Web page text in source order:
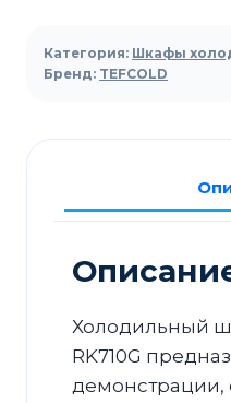
холодильный
TEFCOLD
Категория: Шкафы
Бренд: TEFCOLD
Холодильный
RK710G
демонстрации,